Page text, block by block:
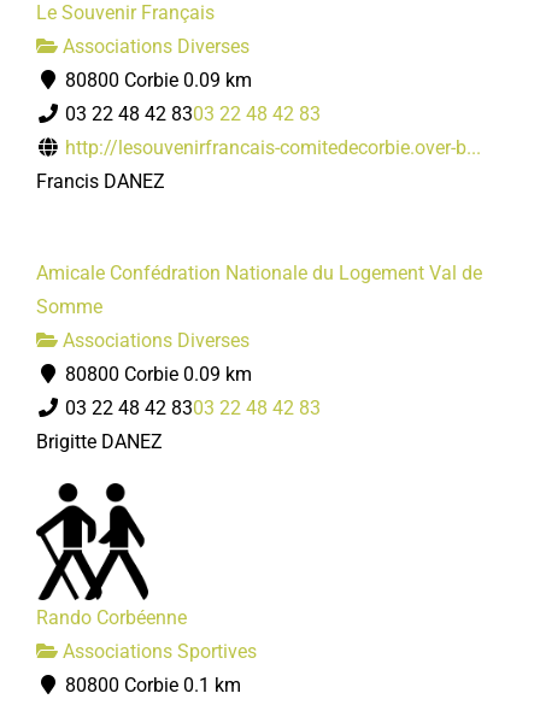
Le Souvenir Français
Associations Diverses
80800 Corbie 0.09 km
03 22 48 42 8303 22 48 42 83
http://lesouvenirfrancais-comitedecorbie.over-b...
Francis DANEZ
Amicale Confédration Nationale du Logement Val de
Somme
Associations Diverses
80800 Corbie 0.09 km
03 22 48 42 8303 22 48 42 83
Brigitte DANEZ
Rando Corbéenne
Associations Sportives
80800 Corbie 0.1 km